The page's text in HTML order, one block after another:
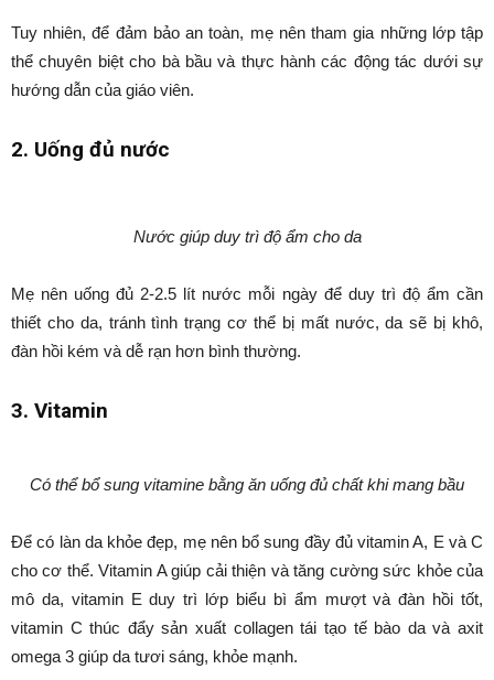
Tuy nhiên, để đảm bảo an toàn, mẹ nên tham gia những lớp tập
thể chuyên biệt cho bà bầu và thực hành các động tác dưới sự
hướng dẫn của giáo viên.
2. Uống đủ nước
Nước giúp duy trì độ ẩm cho da
Mẹ nên uống đủ 2-2.5 lít nước mỗi ngày để duy trì độ ẩm cần
thiết cho da, tránh tình trạng cơ thể bị mất nước, da sẽ bị khô,
đàn hồi kém và dễ rạn hơn bình thường.
3. Vitamin
Có thể bổ sung vitamine bằng ăn uống đủ chất khi mang bầu
Để có làn da khỏe đẹp, mẹ nên bổ sung đầy đủ vitamin A, E và C
cho cơ thể. Vitamin A giúp cải thiện và tăng cường sức khỏe của
mô da, vitamin E duy trì lớp biểu bì ẩm mượt và đàn hồi tốt,
vitamin C thúc đẩy sản xuất collagen tái tạo tế bào da và axit
omega 3 giúp da tươi sáng, khỏe mạnh.